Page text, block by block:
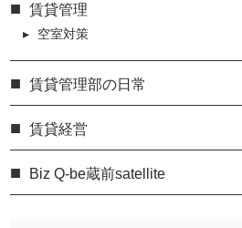
賃貸管理
空室対策
賃貸管理部の日常
賃貸経営
Biz Q-be蔵前satellite